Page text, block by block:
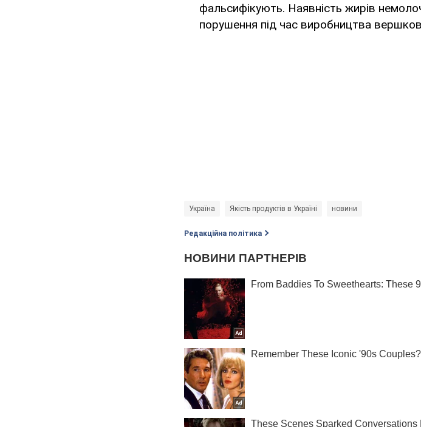
фальсифікують. Наявність жирів
порушення під час виробництва
Україна Якість продуктів в Україні новини
Редакційна політика